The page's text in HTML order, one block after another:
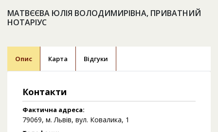
МАТВЄЄВА ЮЛІЯ ВОЛОДИМИРІВНА, ПРИВАТНИЙ
НОТАРІУС
Опис Карта Відгуки
Контакти
Фактична адреса:
79069, м. Львів, вул. Ковалика, 1